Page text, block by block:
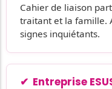
Cahier de liaison
traitant et la famille.
signes inquiétants.
Entreprise